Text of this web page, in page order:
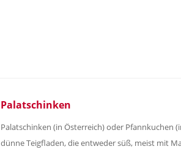
Palatschinken
Palatschinken (in Österreich) oder Pfannkuchen
dünne Teigfladen, die entweder süß, meist mit